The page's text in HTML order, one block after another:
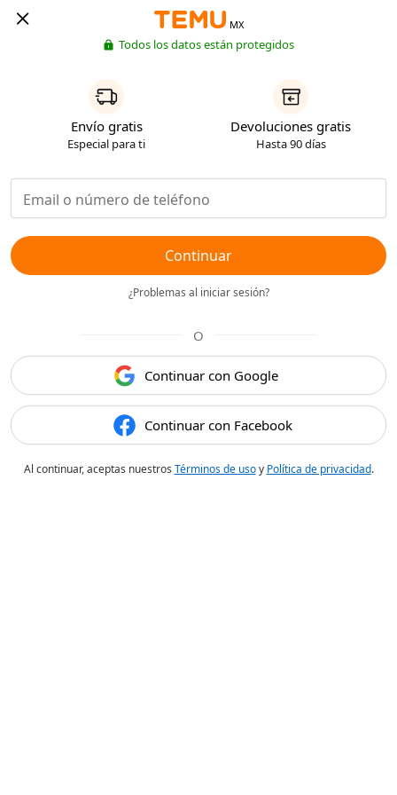
MX
Todos los datos están protegidos
Envío gratis
Especial para ti
Devoluciones gratis
Hasta 90 días
Continuar
¿Problemas al iniciar sesión?
O
Continuar con Google
Continuar con Facebook
Al continuar, aceptas nuestros Términos de usoy Política de privacidad.